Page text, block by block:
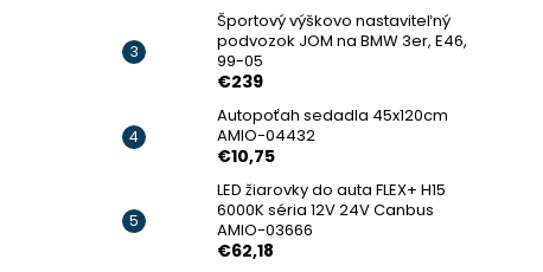
Športový výškovo nastaviteľný
podvozok JOM na BMW 3er, E46,
99-05
€239
Autopoťah sedadla 45x120cm
AMIO-04432
€10,75
LED žiarovky do auta FLEX+ H15
6000K séria 12V 24V Canbus
AMIO-03666
€62,18